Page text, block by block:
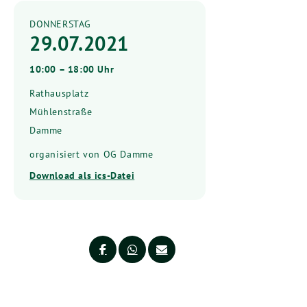
DONNERSTAG
29.07.2021
10:00 – 18:00 Uhr
Rathausplatz
Mühlenstraße
Damme
organisiert von OG Damme
Download als ics-Datei